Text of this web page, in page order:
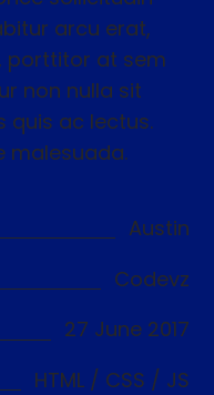
arcu erat,
porttitor at sem
non nulla sit
quis ac lectus.
malesuada.
Austin
Codevz
27 June 2017
HTML / CSS / JS